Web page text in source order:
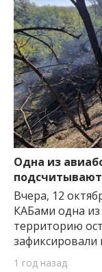
Одна из
Вчера, 12
КАБами одна
территорию
зафиксировали
1 год назад